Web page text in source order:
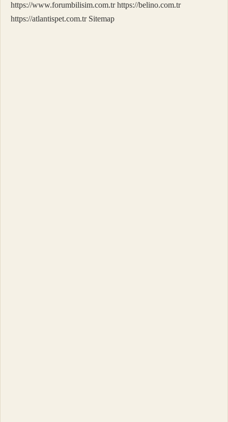
https://www.forumbilisim.com.tr https://belino.com.tr
https://atlantispet.com.tr Sitemap